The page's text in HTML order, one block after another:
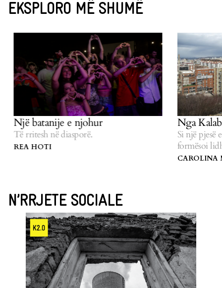
EKSPLORO MË SHUMË
Një batanije e njohur
Të rritesh në diasporë.
REA HOTI
Nga
Si një pjesë e
formësoi
CAROLINA
N’RRJETE SOCIALE